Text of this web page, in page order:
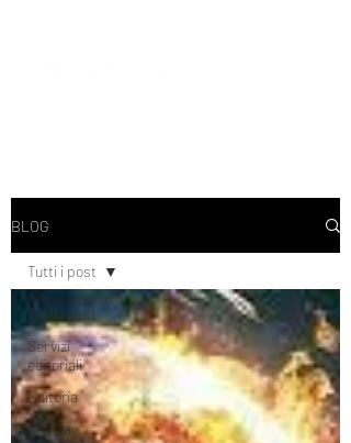
BLOG
Tutti i post
Servizi
editoriali
Editoria
Vita da
Tutti i post